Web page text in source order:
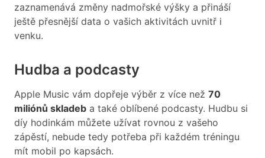
zaznamenává změny nadmořské výšky a přináší
ještě přesnější data o vašich aktivitách uvnitř i
venku.
Hudba a podcasty
Apple Music vám dopřeje výběr z více než 70
miliónů skladeb a také oblíbené podcasty. Hudbu si
díy hodinkám můžete užívat rovnou z vašeho
zápěstí, nebude tedy potřeba při každém tréningu
mít mobil po kapsách.